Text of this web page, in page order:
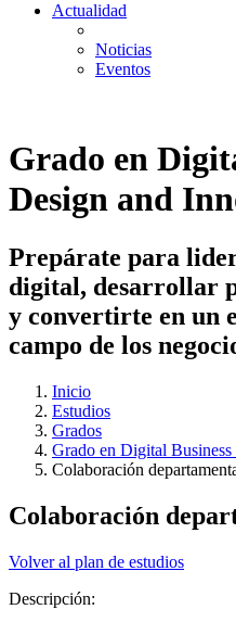
Actualidad
Noticias
Eventos
Grado en
Design and
Prepárate para
digital, desarrollar
y convertirte en un
campo de los
Inicio
Estudios
Grados
Grado en Digital
Colaboración
Colaboración
Volver al plan de estudios
Descripción: